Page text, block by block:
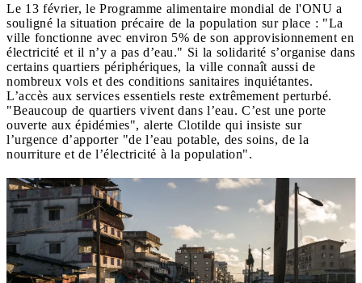
Le 13 février, le Programme alimentaire mondial de l'ONU a
souligné la situation précaire de la population sur place : "La
ville fonctionne avec environ 5% de son approvisionnement en
électricité et il n’y a pas d’eau." Si la solidarité s’organise dans
certains quartiers périphériques, la ville connaît aussi de
nombreux vols et des conditions sanitaires inquiétantes.
L’accès aux services essentiels reste extrêmement perturbé.
"Beaucoup de quartiers vivent dans l’eau. C’est une porte
ouverte aux épidémies", alerte Clotilde qui insiste sur
l’urgence d’apporter "de l’eau potable, des soins, de la
nourriture et de l’électricité à la population".